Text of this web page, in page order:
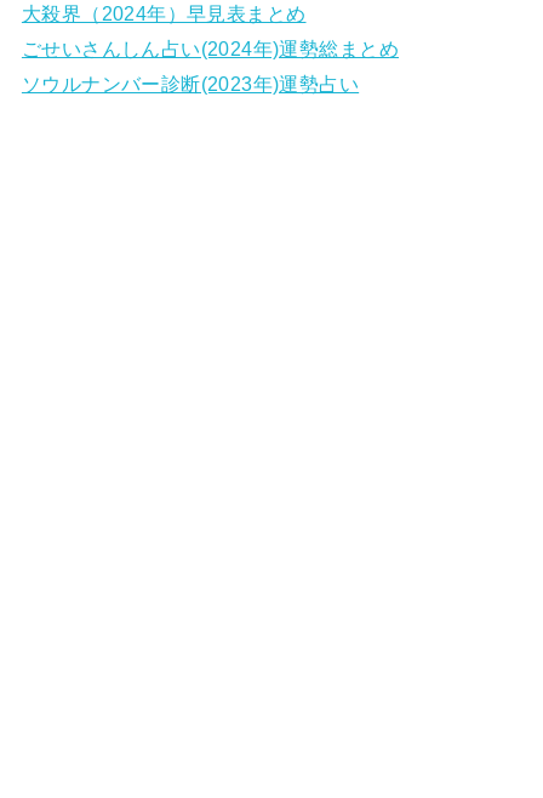
大殺界（2024年）早見表まとめ
ごせいさんしん占い(2024年)運勢総まとめ
ソウルナンバー診断(2023年)運勢占い